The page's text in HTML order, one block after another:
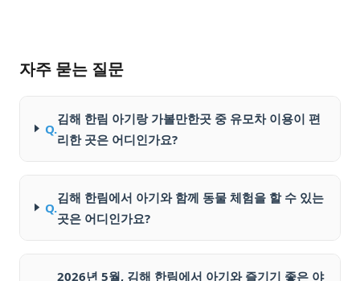
자주 묻는 질문
Q.
김해 한림 아기랑 가볼만한곳 중 유모차 이용이 편
리한 곳은 어디인가요?
Q.
김해 한림에서 아기와 함께 동물 체험을 할 수 있는
곳은 어디인가요?
2026년 5월, 김해 한림에서 아기와 즐기기 좋은 야